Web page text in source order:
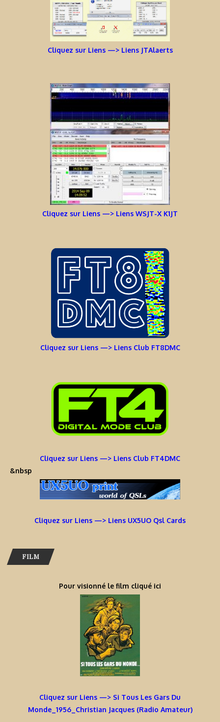
Cliquez sur Liens —> Liens JTAlaerts
Cliquez sur Liens —> Liens WSJT-X K1JT
Cliquez sur Liens —> Liens Club FT8DMC
Cliquez sur Liens —> Liens Club FT4DMC
&nbsp
Cliquez sur Liens —> Liens UX5UO Qsl Cards
FILM
Pour visionné le film cliqué ici
Cliquez sur Liens —> Si Tous Les Gars Du
Monde_1956_Christian Jacques (Radio Amateur)